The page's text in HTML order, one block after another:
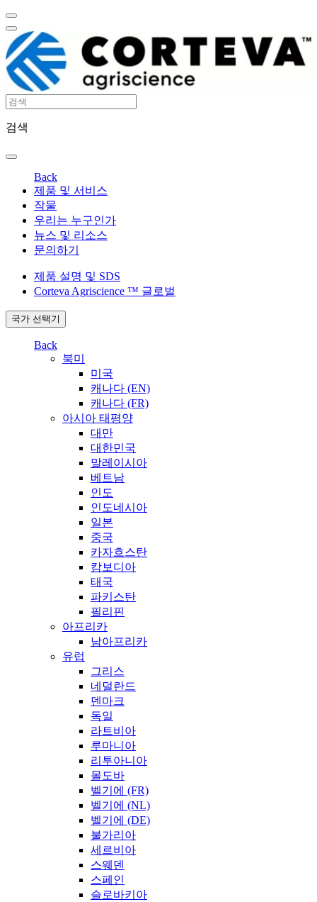
검색
Back
제품 및 서비스
작물
우리는 누구인가
뉴스 및 리소스
문의하기
제품 설명 및 SDS
Corteva Agriscience ™ 글로벌
국가 선택기
Back
북미
미국
캐나다 (EN)
캐나다 (FR)
아시아 태평양
대만
대한민국
말레이시아
베트남
인도
인도네시아
일본
중국
카자흐스탄
캄보디아
태국
파키스탄
필리핀
아프리카
남아프리카
유럽
그리스
네덜란드
덴마크
독일
라트비아
루마니아
리투아니아
몰도바
벨기에 (FR)
벨기에 (NL)
벨기에 (DE)
불가리아
세르비아
스웨덴
스페인
슬로바키아